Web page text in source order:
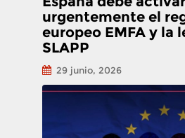
urgentemente el
europeo EMFA y la
SLAPP
29 junio, 2026